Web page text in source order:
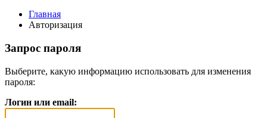
Главная
Авторизация
Запрос пароля
Выберите, какую информацию использовать для изменения
пароля:
Логин или email: